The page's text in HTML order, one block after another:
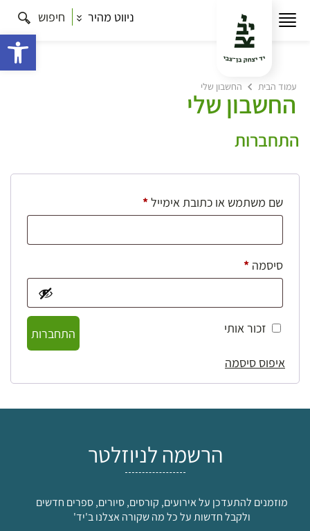
ניווט מהיר חיפוש
עמוד הבית החשבון שלי
החשבון שלי
התחברות
שם משתמש או כתובת אימייל*חובה
סיסמה *חובה
זכור אותי
התחברות
איפוס סיסמה
הרשמה לניוזלטר
מוזמנים להתעדכן על אירועים, קורסים, סיורים, ספרים חדשים
ולקבל חדשות על כל מה שקורה אצלנו ב'יד'